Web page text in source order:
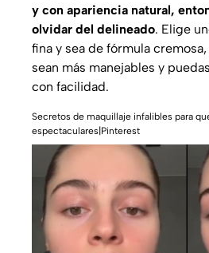
y con apariencia natural,
olvidar del delineado. Elige
fina y sea de fórmula
sean más manejables y
con facilidad.
Secretos de maquillaje infalibles para
espectaculares|Pinterest